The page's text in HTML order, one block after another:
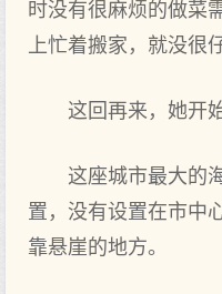
时没有很麻烦的做菜
上忙着搬家，就没很
这回再来，她开
这座城市最大的
置，没有设置在市中
靠悬崖的地方。